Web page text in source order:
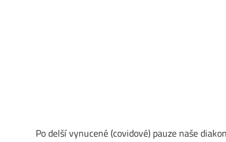
Po delší vynucené (covidové) pauze naše